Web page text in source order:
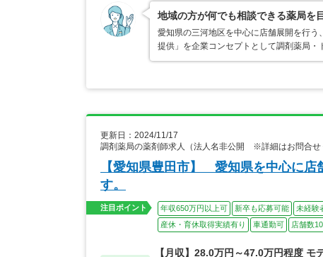
地域の方が何でも相談できる薬局を
愛知県の三河地区を中心に店舗展開を行
提供」を企業コンセプトとして調剤薬局・
更新日：2024/11/17
調剤薬局の薬剤師求人（法人名非公開 ※詳細はお問合せ
【愛知県豊田市】 愛知県を中心に店
す。
注目ポイント 年収650万円以上可 新卒も応募可能 未経験
産休・育休取得実績有り
車通勤可 店舗数
【月収】28.0万円～47.0万円程度 モ